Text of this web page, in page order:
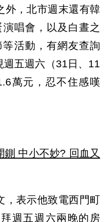
外，北市週末還有韓
唱會，以及白晝之
活動，有網友查詢
週五週六（31日、11
萬元，忍不住感嘆
中小不妙? 回血又
，表示他致電西門町
週五週六兩晚的房